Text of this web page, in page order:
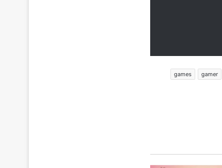
gamer
games